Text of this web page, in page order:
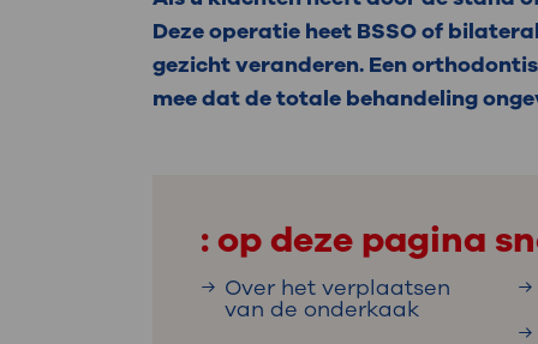
Uw
Uw
steeds verder uit, zodat u zelf meer
we u sneller helpen.
Deze operatie heet BSSO of
gezicht veranderen. Een
mee dat de totale behandeling
: op deze pagina
Over het verplaatsen
van de onderkaak